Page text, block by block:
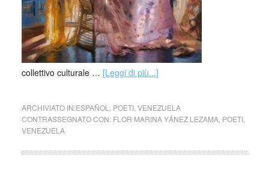
collettivo culturale … [Leggi di più...]
ARCHIVIATO IN:ESPAÑOL POETI, VENEZUELA
CONTRASSEGNATO CON: FLOR MARINA YÁNEZ LEZAMA, POETI,
VENEZUELA